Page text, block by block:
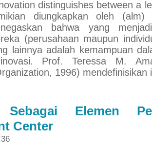
distinguishes between a
diungkapkan oleh
bahwa yang
(perusahaan maupun
lainnya adalah kemampuan
inovasi. Prof. Teressa M.
1996) mendefinisikan
Sebagai Elemen
Center